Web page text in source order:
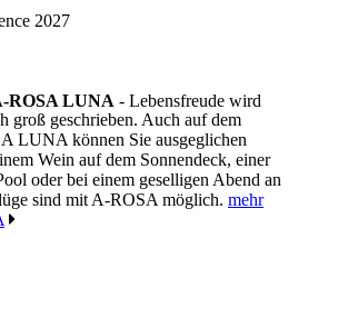
ROSA LUNA - Lebensfreude wird
groß geschrieben. Auch auf dem
LUNA können Sie ausgeglichen
Wein auf dem Sonnendeck, einer
oder bei einem geselligen Abend an
sind mit A-ROSA möglich. mehr